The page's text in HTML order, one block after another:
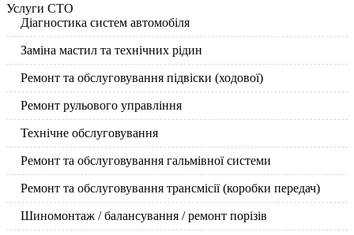
Услуги СТО
Діагностика систем автомобіля
Заміна мастил та технічних рідин
Ремонт та обслуговування підвіски (ходової)
Ремонт рульового управління
Технічне обслуговування
Ремонт та обслуговування гальмівної системи
Ремонт та обслуговування трансмісії (коробки передач)
Шиномонтаж / балансування / ремонт порізів